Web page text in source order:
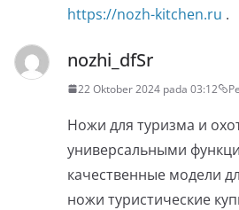
https://nozh-kitchen.ru .
nozhi_dfSr
22 Oktober 2024 pada 03:12
Ножи для туризма и
универсальными
качественные модели
ножи туристические